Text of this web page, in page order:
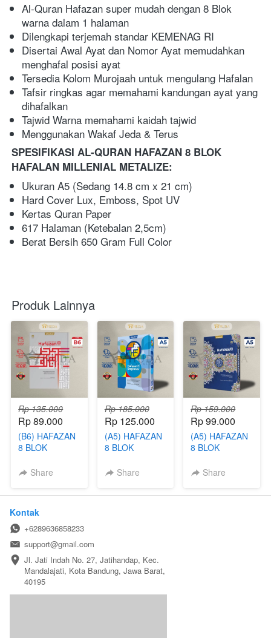
Al-Quran Hafazan super mudah dengan 8 Blok
warna dalam 1 halaman
Dilengkapi terjemah standar KEMENAG RI
Disertai Awal Ayat dan Nomor Ayat memudahkan
menghafal posisi ayat
Tersedia Kolom Murojaah untuk mengulang Hafalan
Tafsir ringkas agar memahami kandungan ayat yang
dihafalkan
Tajwid Warna memahami kaidah tajwid
Menggunakan Wakaf Jeda & Terus
SPESIFIKASI AL-QURAN HAFAZAN 8 BLOK
HAFALAN MILLENIAL METALIZE:
Ukuran A5 (Sedang 14.8 cm x 21 cm)
Hard Cover Lux, Emboss, Spot UV
Kertas Quran Paper
617 Halaman (Ketebalan 2,5cm)
Berat Bersih 650 Gram Full Color
Produk Lainnya
Rp 135.000
Rp 89.000
(B6) HAFAZAN
8 BLOK
MILLENIAL
Share
Rp 185.000
Rp 125.000
(A5) HAFAZAN
8 BLOK
BEGINNER
Share
Rp 159.000
Rp 99.000
(A5) HAFAZAN
8 BLOK
Share
Kontak
+6289636858233
support@gmail.com
Jl. Jati Indah No. 27, Jatihandap, Kec.
Mandalajati, Kota Bandung, Jawa Barat,
40195